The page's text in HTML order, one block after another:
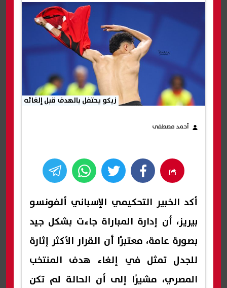
زيكو يحتفل بالهدف قبل إلغائه
أحمد مصطفى
أكد الخبير التحكيمي الإسباني ألفونسو
بيريز، أن إدارة المباراة جاءت بشكل جيد
بصورة عامة، معتبرًا أن القرار الأكثر إثارة
للجدل تمثل في إلغاء هدف المنتخب
المصري، مشيرًا إلى أن الحالة لم تكن